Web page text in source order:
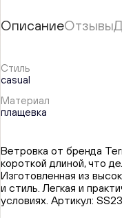
ОписаниеОтзывы
Стиль
casual
Материал
плащевка
Ветровка от бренда
короткой длиной, что
Изготовленная из
и стиль. Легкая и
условиях. Артикул: